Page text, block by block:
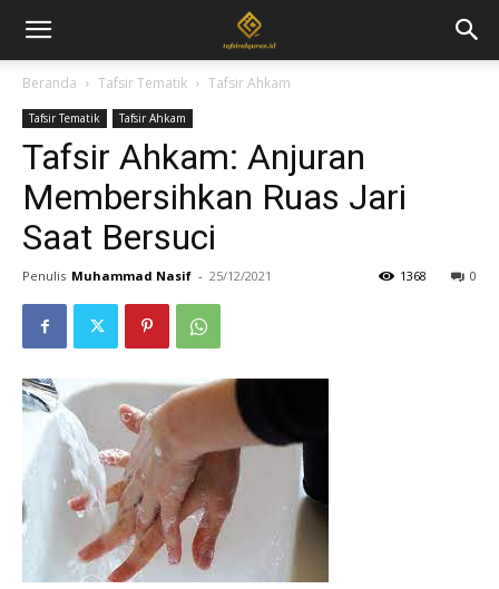
Beranda Tafsir Tematik Tafsir Ahkam
Tafsir Tematik Tafsir Ahkam
Tafsir Ahkam: Anjuran
Membersihkan Ruas Jari
Saat Bersuci
Penulis Muhammad Nasif - 25/12/2021 0
1368